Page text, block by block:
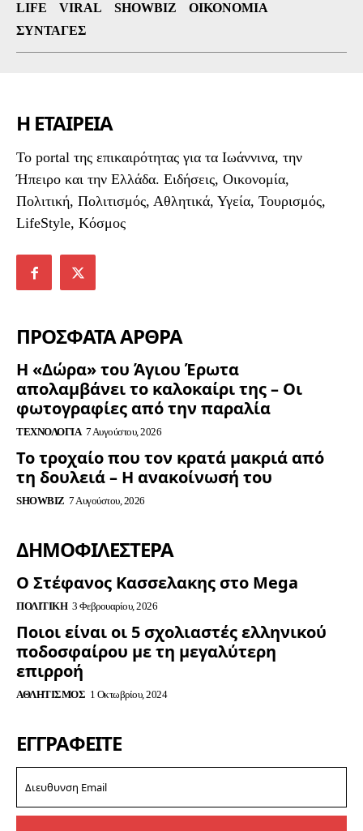
LIFE
VIRAL SHOWBIZ
ΟΙΚΟΝΟΜΊΑ
ΣΥΝΤΑΓΈΣ
Η ΕΤΑΙΡΕΙΑ
To portal της επικαιρότητας για τα Ιωάννινα, την
Ήπειρο και την Ελλάδα. Ειδήσεις, Οικονομία,
Πολιτική, Πολιτισμός, Αθλητικά, Υγεία, Τουρισμός,
LifeStyle, Κόσμος
ΠΡΟΣΦΑΤΑ ΑΡΘΡΑ
Η «Δώρα» του Άγιου Έρωτα
απολαμβάνει το καλοκαίρι της – Οι
φωτογραφίες από την παραλία
ΤΕΧΝΟΛΟΓΊΑ 7 Αυγούστου, 2026
Το τροχαίο που τον κρατά μακριά από
τη δουλειά – Η ανακοίνωσή του
SHOWBIZ 7 Αυγούστου, 2026
ΔΗΜΟΦΙΛΈΣΤΕΡΑ
Ο Στέφανος Κασσελακης στο Mega
ΠΟΛΙΤΙΚΉ 3 Φεβρουαρίου, 2026
Ποιοι είναι οι 5 σχολιαστές ελληνικού
ποδοσφαίρου με τη μεγαλύτερη
επιρροή
ΑΘΛΗΤΙΣΜΌΣ 1 Οκτωβρίου, 2024
ΕΓΓΡΑΦΕΊΤΕ